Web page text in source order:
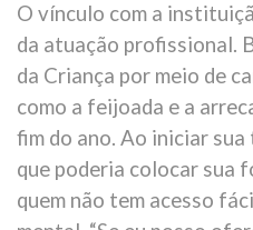
O vínculo com a
da atuação profissional.
da Criança por meio de
como a feijoada e a
fim do ano. Ao iniciar
que poderia colocar sua
quem não tem acesso